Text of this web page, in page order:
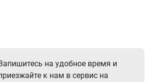
на удобное время и
к нам в сервис на